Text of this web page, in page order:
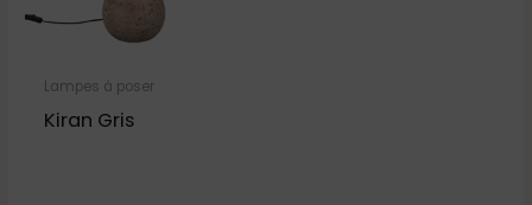
Lampes à poser
Kiran Gris